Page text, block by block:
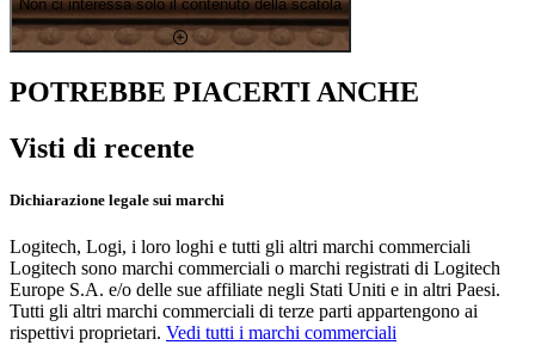
Non ci interessa solo il contenuto della scatola
POTREBBE PIACERTI ANCHE
Visti di recente
Dichiarazione legale sui marchi
Logitech, Logi, i loro loghi e tutti gli altri marchi commerciali
Logitech sono marchi commerciali o marchi registrati di Logitech
Europe S.A. e/o delle sue affiliate negli Stati Uniti e in altri Paesi.
Tutti gli altri marchi commerciali di terze parti appartengono ai
rispettivi proprietari. Vedi tutti i marchi commerciali